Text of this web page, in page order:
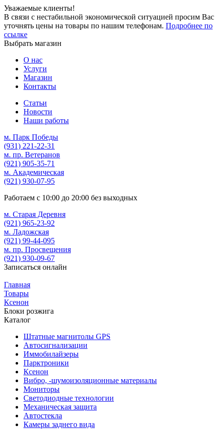
Уважаемые клиенты!
В связи с нестабильной экономической ситуацией просим Вас
уточнять цены на товары по нашим телефонам. Подробнее по
ссылке
Выбрать магазин
О нас
Услуги
Магазин
Контакты
Статьи
Новости
Наши работы
м. Парк Победы
(931) 221-22-31
м. пр. Ветеранов
(921) 905-35-71
м. Академическая
(921) 930-07-95
Работаем с 10:00 до 20:00 без выходных
м. Старая Деревня
(921) 965-23-92
м. Ладожская
(921) 99-44-095
м. пр. Просвещения
(921) 930-09-67
Записаться онлайн
Главная
Товары
Ксенон
Блоки розжига
Каталог
Штатные магнитолы GPS
Автосигнализации
Иммобилайзеры
Парктроники
Ксенон
Вибро, -шумоизоляционные материалы
Мониторы
Светодиодные технологии
Механическая защита
Автостекла
Камеры заднего вида